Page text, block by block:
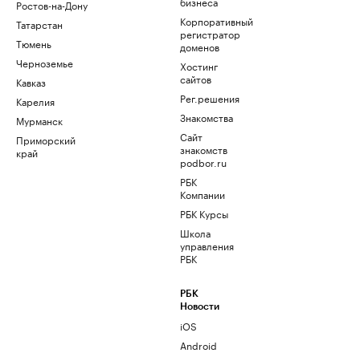
Ростов-на-Дону
Татарстан
Тюмень
Черноземье
Кавказ
Карелия
Мурманск
Приморский
край
Корпоративный
регистратор
доменов
Хостинг
сайтов
Рег.решения
Знакомства
Сайт
знакомств
podbor.ru
РБК
Компании
РБК Курсы
Школа
управления
РБК
РБК
Новости
iOS
Android